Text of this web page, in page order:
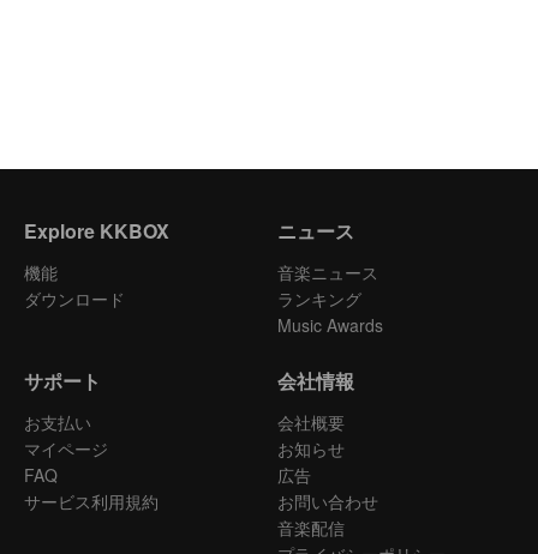
Explore KKBOX
機能
ダウンロード
ニュース
音楽ニュース
ランキング
Music Awards
サポート
お支払い
マイページ
FAQ
サービス利用規約
会社情報
会社概要
お知らせ
広告
お問い合わせ
音楽配信